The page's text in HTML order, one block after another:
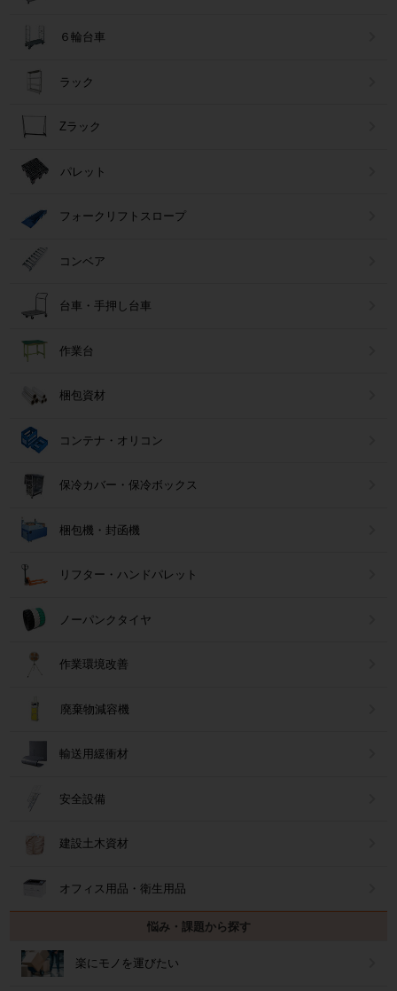
６輪台車
ラック
Zラック
パレット
フォークリフトスロープ
コンベア
台車・手押し台車
作業台
梱包資材
コンテナ・オリコン
保冷カバー・保冷ボックス
梱包機・封函機
リフター・ハンドパレット
ノーパンクタイヤ
作業環境改善
廃棄物減容機
輸送用緩衝材
安全設備
建設土木資材
オフィス用品・衛生用品
悩み・課題から探す
楽にモノを運びたい